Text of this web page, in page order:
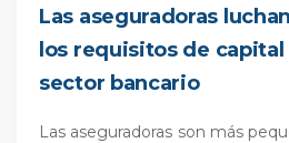
Las aseguradoras
los requisitos de
sector bancario
Las aseguradoras son más